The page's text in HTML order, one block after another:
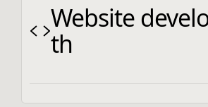
Website
th